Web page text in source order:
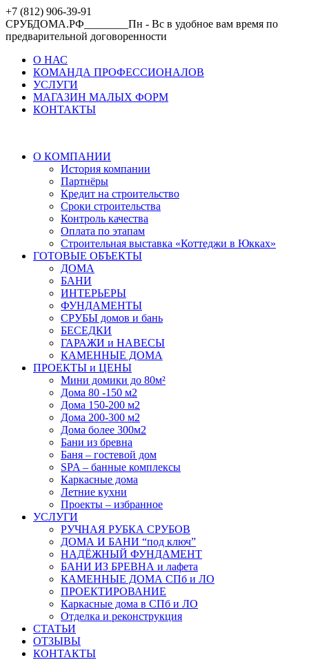
+7 (812) 906-39-91
СРУБДОМА.РФ________Пн - Вс в удобное вам время по
предварительной договоренности
О НАС
КОМАНДА ПРОФЕССИОНАЛОВ
УСЛУГИ
МАГАЗИН МАЛЫХ ФОРМ
КОНТАКТЫ
О КОМПАНИИ
История компании
Партнёры
Кредит на строительство
Сроки строительства
Контроль качества
Оплата по этапам
Строительная выставка «Коттеджи в Юкках»
ГОТОВЫЕ ОБЪЕКТЫ
ДОМА
БАНИ
ИНТЕРЬЕРЫ
ФУНДАМЕНТЫ
СРУБЫ домов и бань
БЕСЕДКИ
ГАРАЖИ и НАВЕСЫ
КАМЕННЫЕ ДОМА
ПРОЕКТЫ и ЦЕНЫ
Мини домики до 80м²
Дома 80 -150 м2
Дома 150-200 м2
Дома 200-300 м2
Дома более 300м2
Бани из бревна
Баня – гостевой дом
SPA – банные комплексы
Каркасные дома
Летние кухни
Проекты – избранное
УСЛУГИ
РУЧНАЯ РУБКА СРУБОВ
ДОМА И БАНИ “под ключ”
НАДЁЖНЫЙ ФУНДАМЕНТ
БАНИ ИЗ БРЕВНА и лафета
КАМЕННЫЕ ДОМА СПб и ЛО
ПРОЕКТИРОВАНИЕ
Каркасные дома в СПб и ЛО
Отделка и реконструкция
СТАТЬИ
ОТЗЫВЫ
КОНТАКТЫ